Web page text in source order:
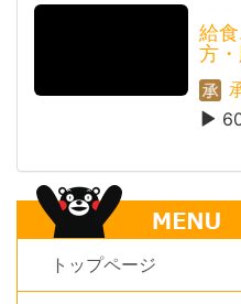
給
方
トップページ